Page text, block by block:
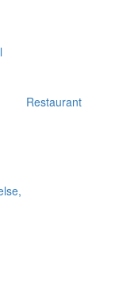
Restaurant